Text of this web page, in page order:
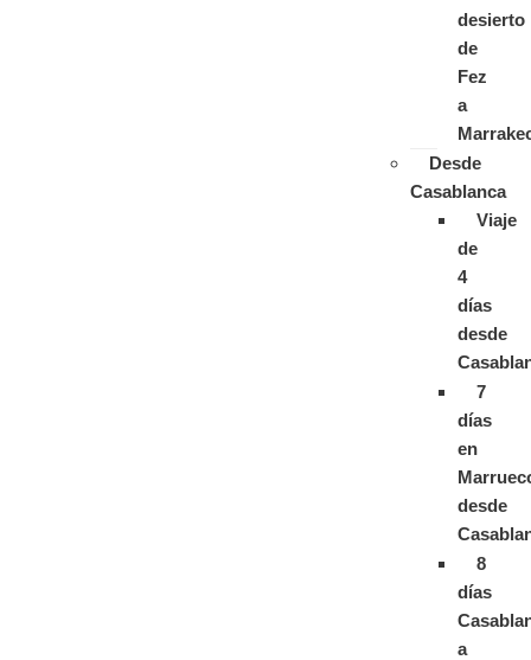
desierto
de
Fez
a
Desde
Casablanca
Viaje
de
4
días
desde
7
días
en
desde
8
días
a